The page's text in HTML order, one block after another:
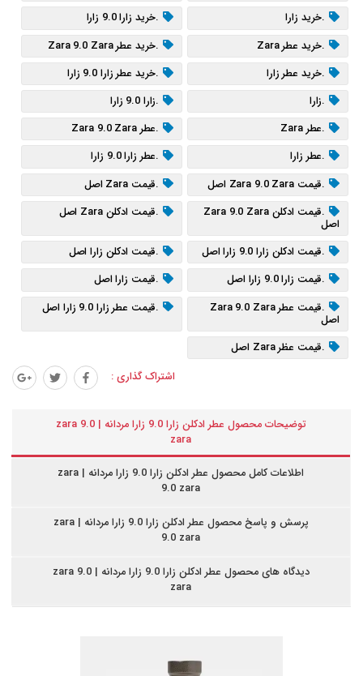
.خرید زارا
.خرید زارا 9.0 زارا
.خرید عطر Zara
.خرید عطر Zara 9.0 Zara
.خرید عطر زارا
.خرید عطر زارا 9.0 زارا
.زارا
.زارا 9.0 زارا
.عطر Zara
.عطر Zara 9.0 Zara
.عطر زارا
.عطر زارا 9.0 زارا
.قیمت Zara 9.0 Zara اصل
.قیمت Zara اصل
.قیمت ادکلن Zara 9.0 Zara
اصل
.قیمت ادکلن Zara اصل
.قیمت ادکلن زارا 9.0 زارا اصل
.قیمت ادکلن زارا اصل
.قیمت زارا 9.0 زارا اصل
.قیمت زارا اصل
.قیمت عطر Zara 9.0 Zara
اصل
.قیمت عطر زارا 9.0 زارا اصل
.قیمت عظر Zara اصل
اشتراک گذاری :
توضیحات محصول عطر ادکلن زارا 9.0 زارا مردانه | zara 9.0
zara
اطلاعات کامل محصول عطر ادکلن زارا 9.0 زارا مردانه | zara
9.0 zara
پرسش و پاسخ محصول عطر ادکلن زارا 9.0 زارا مردانه | zara
9.0 zara
دیدگاه های محصول عطر ادکلن زارا 9.0 زارا مردانه | zara 9.0
zara